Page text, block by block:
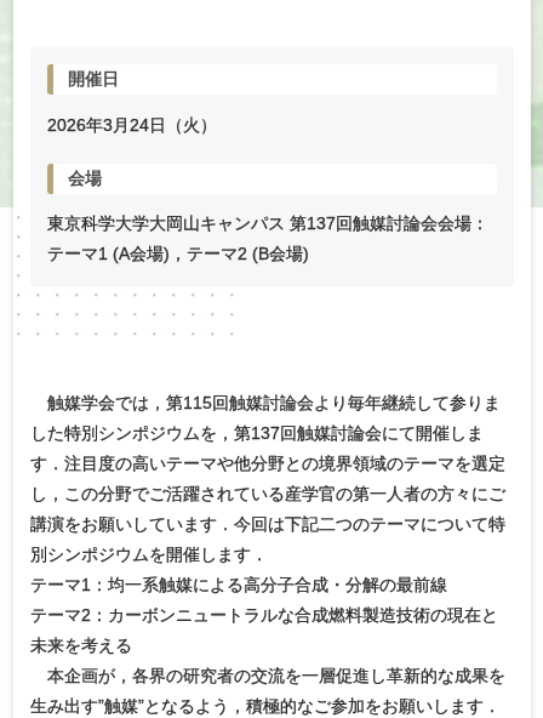
開催日
2026年3月24日（火）
会場
東京科学大学大岡山キャンパス 第137回触媒討論会会場：
テーマ1 (A会場)，テーマ2 (B会場)
触媒学会では，第115回触媒討論会より毎年継続して参りま
した特別シンポジウムを，第137回触媒討論会にて開催しま
す．注目度の高いテーマや他分野との境界領域のテーマを選定
し，この分野でご活躍されている産学官の第一人者の方々にご
講演をお願いしています．今回は下記二つのテーマについて特
別シンポジウムを開催します．
テーマ1：均一系触媒による高分子合成・分解の最前線
テーマ2：カーボンニュートラルな合成燃料製造技術の現在と
未来を考える
本企画が，各界の研究者の交流を一層促進し革新的な成果を
生み出す”触媒”となるよう，積極的なご参加をお願いします．